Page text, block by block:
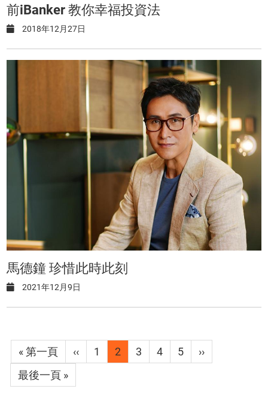
前iBanker 教你幸福投資法
2018年12月27日
馬德鐘 珍惜此時此刻
2021年12月9日
First
page
« 第一頁
Previous
page
‹‹ Page
1
目
前
2 Page
3 Page
4 Page
5
下
一
››
Last
page
最後一頁 »